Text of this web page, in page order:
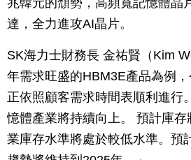
兆韓元的頹勢，高頻寬記憶體晶
達，全力進攻AI晶片。
SK海力士財務長 金祐賢（Kim
年需求旺盛的HBM3E產品為例
正依照顧客需求時間表順利進行
憶體產業將持續向上。 預計庫
業庫存水準將處於較低水準。預